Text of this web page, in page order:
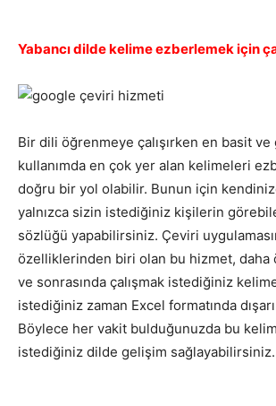
Yabancı dilde kelime ezberlemek için
Bir dili öğrenmeye çalışırken en basit
kullanımda en çok yer alan kelimeleri
doğru bir yol olabilir. Bunun için
yalnızca sizin istediğiniz kişilerin
sözlüğü yapabilirsiniz. Çeviri
özelliklerinden biri olan bu hizmet, daha
ve sonrasında çalışmak istediğiniz
istediğiniz zaman Excel formatında
Böylece her vakit bulduğunuzda bu
istediğiniz dilde gelişim sağlayabilirsiniz.